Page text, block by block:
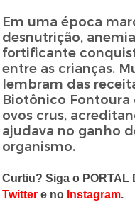
Em uma época
desnutrição,
fortificante
entre as crianças.
lembram das
Biotônico
ovos crus,
ajudava no ganho
organismo.
Curtiu? Siga o PORTAL
Twitter e no Instagram.